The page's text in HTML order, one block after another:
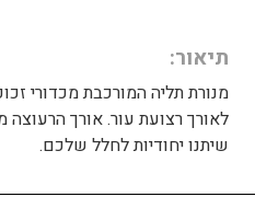
תיאור
מנורת תליה המורכבת מכדורי
לאורך רצועת עור. אורך הרעוצה
שיתנו יחודיות לחלל שלכם.